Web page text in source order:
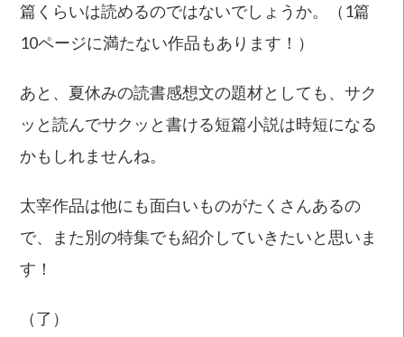
篇くらいは読めるのではないでしょうか。（1篇
10ページに満たない作品もあります！）
あと、夏休みの読書感想文の題材としても、サク
ッと読んでサクッと書ける短篇小説は時短になる
かもしれませんね。
太宰作品は他にも面白いものがたくさんあるの
で、また別の特集でも紹介していきたいと思いま
す！
（了）